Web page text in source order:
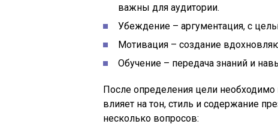
важны для аудитории.
Убеждение – аргументация, с
Мотивация – создание
Обучение – передача знаний и
После определения цели
влияет на тон, стиль и содержание
несколько вопросов: